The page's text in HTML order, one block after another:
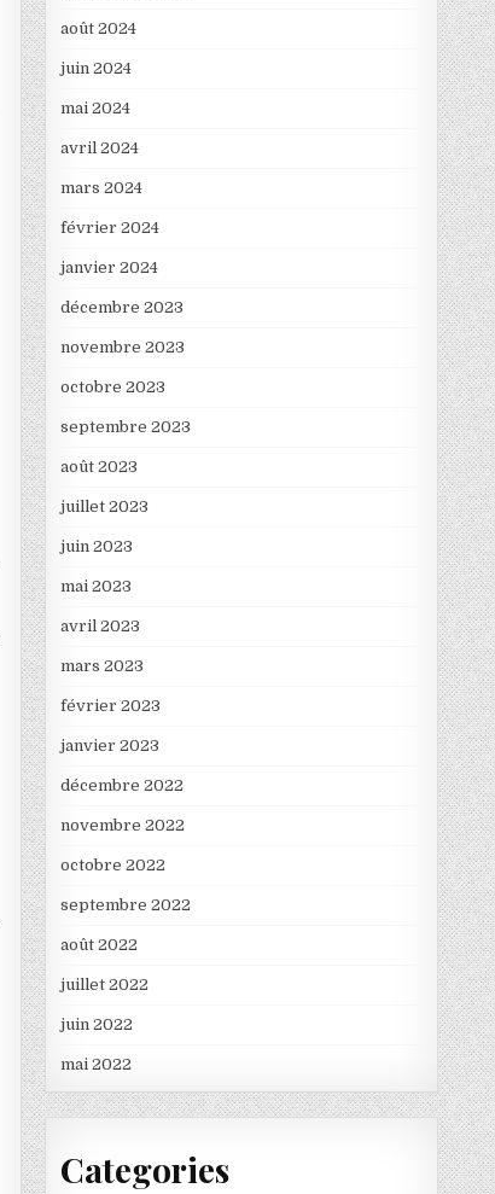
août 2024
juin 2024
mai 2024
avril 2024
mars 2024
février 2024
janvier 2024
décembre 2023
novembre 2023
octobre 2023
septembre 2023
août 2023
juillet 2023
juin 2023
mai 2023
avril 2023
mars 2023
février 2023
janvier 2023
décembre 2022
novembre 2022
octobre 2022
septembre 2022
août 2022
juillet 2022
juin 2022
mai 2022
Categories